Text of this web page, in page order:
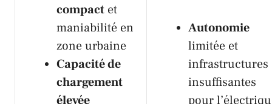
compact et
maniabilité en
zone urbaine
Capacité de
chargement
élevée
Autonomie
limitée et
infrastructures
insuffisantes
pour